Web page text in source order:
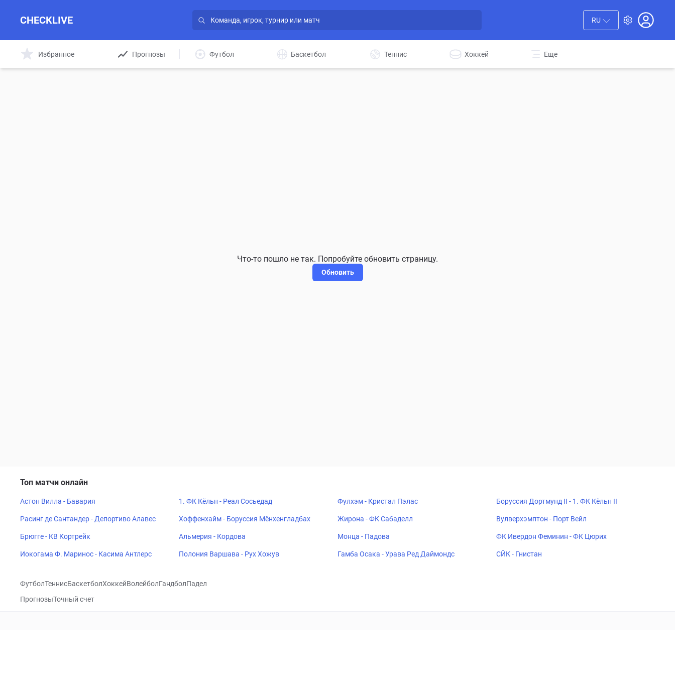
CHECKLIVE RU
Избранное Прогнозы Футбол Баскетбол Теннис Хоккей Еще
Что-то пошло не так. Попробуйте обновить страницу.
Обновить
Топ матчи онлайн
Астон Вилла - Бавария 1. ФК Кёльн - Реал Сосьедад Фулхэм - Кристал Пэлас Боруссия Дортмунд II - 1. ФК Кёльн II
Расинг де Сантандер - Депортиво Алавес Хоффенхайм - Боруссия Мёнхенгладбах Жирона - ФК Сабаделл Вулверхэмптон - Порт Вейл
Брюгге - КВ Кортрейк Альмерия - Кордова Монца - Падова ФК Ивердон Феминин - ФК Цюрих
Иокогама Ф. Маринос - Касима Антлерс Полония Варшава - Рух Хожув Гамба Осака - Урава Ред Даймондс СЙК - Гнистан
ФутболТеннисБаскетболХоккейВолейболГандболПадел
ПрогнозыТочный счет